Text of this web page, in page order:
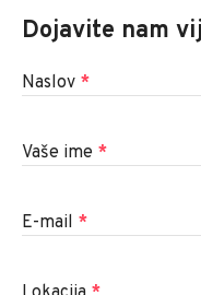
Dojavite nam
Naslov *
Vaše ime *
E-mail *